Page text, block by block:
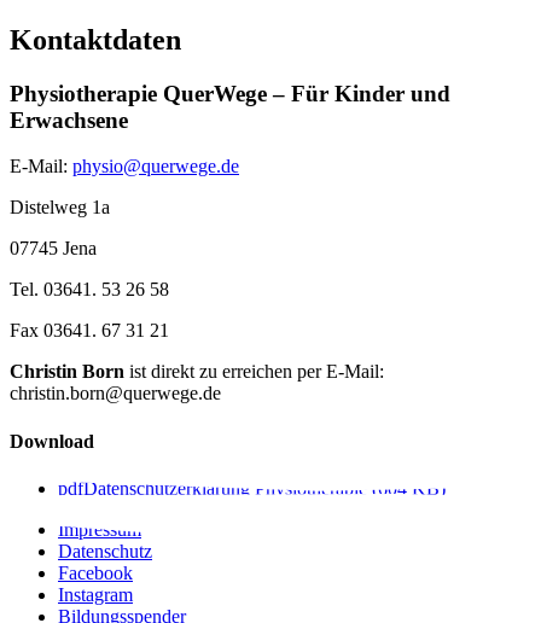
Kontaktdaten
Physiotherapie QuerWege – Für Kinder und
Erwachsene
E-Mail: physio@querwege.de
Distelweg 1a
07745 Jena
Tel. 03641. 53 26 58
Fax 03641. 67 31 21
Christin Born ist direkt zu erreichen per E-Mail:
christin.born@querwege.de
Download
pdfDatenschutzerklärung Physiotherapie (604 KB)
Impressum
Datenschutz
Facebook
Instagram
Bildungsspender